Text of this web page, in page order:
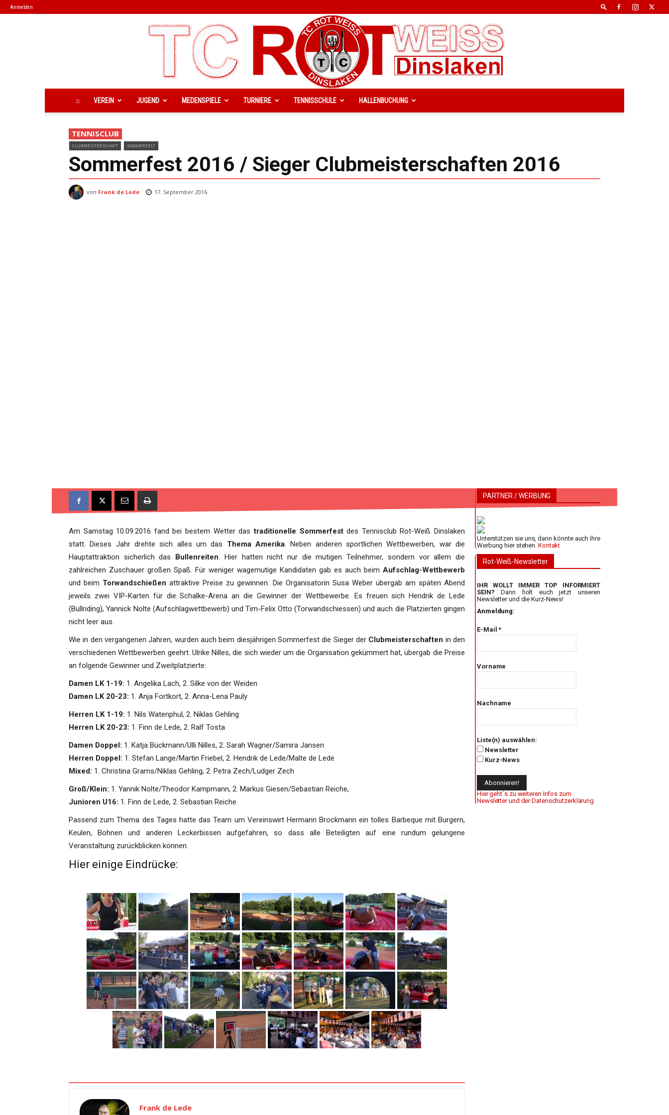
Anmelden
⌂ VEREIN JUGEND MEDENSPIELE TURNIERE TENNISSCHULE HALLENBUCHUNG
TENNISCLUB
CLUBMEISTERSCHAFT SOMMERFEST
Sommerfest 2016 / Sieger Clubmeisterschaften 2016
von Frank de Lede 17. September 2016
Am Samstag 10.09.2016 fand bei bestem Wetter dastraditionelle Sommerfestdes Tennisclub Rot-Weiß Dinslaken
statt. Dieses Jahr drehte sich alles um das Thema Amerika. Neben anderen sportlichen Wettbewerben, war die
Hauptattraktion sicherlich das Bullenreiten. Hier hatten nicht nur die mutigen Teilnehmer, sondern vor allem die
zahlreichen Zuschauer großen Spaß. Für weniger wagemutige Kandidaten gab es auch beim Aufschlag-Wettbewerb
und beim Torwandschießen attraktive Preise zu gewinnen. Die Organisatorin Susa Weber übergab am späten Abend
jeweils zwei VIP-Karten für die Schalke-Arena an die Gewinner der Wettbewerbe. Es freuen sich Hendrik de Lede
(Bullriding), Yannick Nolte (Aufschlagwettbewerb) und Tim-Felix Otto (Torwandschiessen) und auch die Platzierten gingen
nicht leer aus.
Wie in den vergangenen Jahren, wurden auch beim diesjährigen Sommerfest die Sieger der Clubmeisterschaften in den
verschiedenen Wettbewerben geehrt. Ulrike Nilles, die sich wieder um die Organisation gekümmert hat, übergab die Preise
an folgende Gewinner und Zweitplatzierte:
Damen LK 1-19: 1. Angelika Lach, 2. Silke von der Weiden
Damen LK 20-23: 1. Anja Fortkort, 2. Anna-Lena Pauly
Herren LK 1-19: 1. Nils Watenphul, 2. Niklas Gehling
Herren LK 20-23: 1. Finn de Lede, 2. Ralf Tosta
Damen Doppel: 1. Katja Bückmann/Ulli Nilles, 2. Sarah Wagner/Samira Jansen
Herren Doppel: 1. Stefan Lange/Martin Friebel, 2. Hendrik de Lede/Malte de Lede
Mixed: 1. Christina Grams/Niklas Gehling, 2. Petra Zech/Ludger Zech
Groß/Klein: 1. Yannik Nolte/Theodor Kampmann, 2. Markus Giesen/Sebastian Reiche,
Junioren U16: 1. Finn de Lede, 2. Sebastian Reiche
Passend zum Thema des Tages hatte das Team um Vereinswirt Hermann Brockmann ein tolles Barbeque mit Burgern,
Keulen, Bohnen und anderen Leckerbissen aufgefahren, so dass alle Beteiligten auf eine rundum gelungene
Veranstaltung zurückblicken können.
Hier einige Eindrücke:
Frank de Lede
PARTNER / WERBUNG
Unterstützen sie uns, dann könnte auch ihre
Werbung hier stehen. Kontakt
Rot-Weiß-Newsletter
IHR WOLLT IMMER TOP INFORMIERT
SEIN? Dann holt euch jetzt unseren
Newsletter und die Kurz-News!
Anmeldung:
E-Mail*
Vorname
Nachname
Liste(n) auswählen:
Newsletter
Kurz-News
Hier geht`s zu weiteren Infos zum
Newsletter und der Datenschutzerklärung